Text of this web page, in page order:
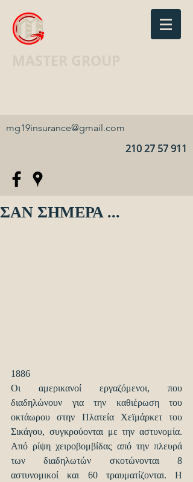
mg19insurance@gmail.com
210 27 57 911
ΣΑΝ ΣΗΜΕΡΑ ...
1886
Οι αμερικανοί εργαζόμενοι, που
διαδηλώνουν για την καθιέρωση του
οκτάωρου στην Πλατεία Χεϊμάρκετ του
Σικάγου, συγκρούονται με την αστυνομία.
Από ρίψη χειροβομβίδας από την πλευρά
των διαδηλωτών σκοτώνονται 8
αστυνομικοί και 60 τραυματίζονται. Η